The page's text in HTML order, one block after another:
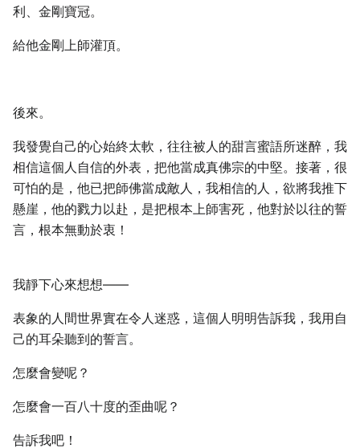
利、金剛寶冠。
給他金剛上師灌頂。
後來。
我發覺自己的心始終太軟，往往被人的甜言蜜語所迷醉，我
相信這個人自信的外表，把他當成真佛宗的中堅。接著，很
可怕的是，他已把師佛當成敵人，我相信的人，欲將我推下
懸崖，他的戮力以赴，是把根本上師害死，他對於以往的誓
言，根本無動於衷！
我靜下心來想想——
表象的人間世界實在令人迷惑，這個人明明告訴我，我用自
己的耳朵聽到的誓言。
怎麼會變呢？
怎麼會一百八十度的歪曲呢？
告訴我吧！